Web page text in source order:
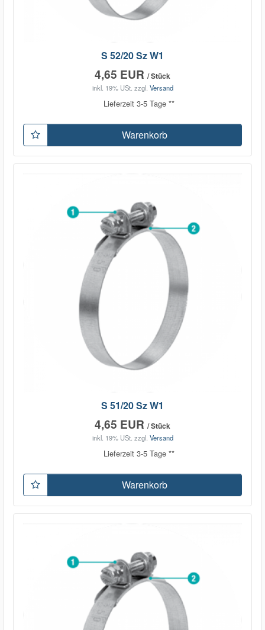
S 52/20 Sz W1
4,65 EUR / Stück
inkl. 19% USt. zzgl. Versand
Lieferzeit 3-5 Tage **
Warenkorb
S 51/20 Sz W1
4,65 EUR / Stück
inkl. 19% USt. zzgl. Versand
Lieferzeit 3-5 Tage **
Warenkorb